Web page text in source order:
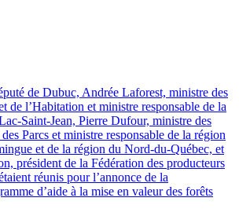
de Dubuc, Andrée Laforest, ministre des
de l’Habitation et ministre responsable de la
Saint-Jean, Pierre Dufour, ministre des
Parcs et ministre responsable de la région
et de la région du Nord-du-Québec, et
président de la Fédération des producteurs
réunis pour l’annonce de la
d’aide à la mise en valeur des forêts